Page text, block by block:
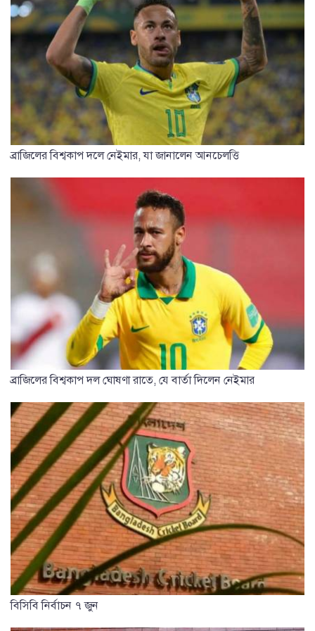
ব্রাজিলের বিশ্বকাপ দলে নেইমার, যা জানালেন আনচেলত্তি
ব্রাজিলের বিশ্বকাপ দল ঘোষণা রাতে, যে বার্তা দিলেন নেইমার
বিসিবি নির্বাচন ৭ জুন